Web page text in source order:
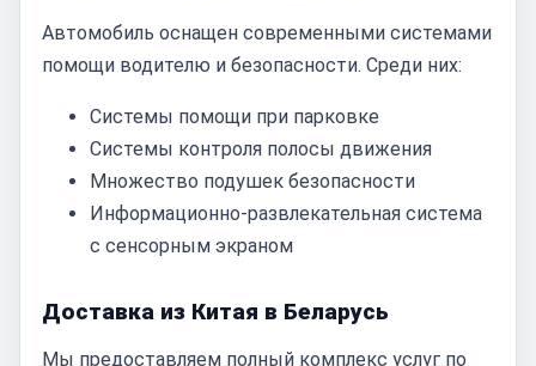
Автомобиль оснащен современными системами
помощи водителю и безопасности. Среди них:
Системы помощи при парковке
Системы контроля полосы движения
Множество подушек безопасности
Информационно-развлекательная система
с сенсорным экраном
Доставка из Китая в Беларусь
Мы предоставляем полный комплекс услуг по